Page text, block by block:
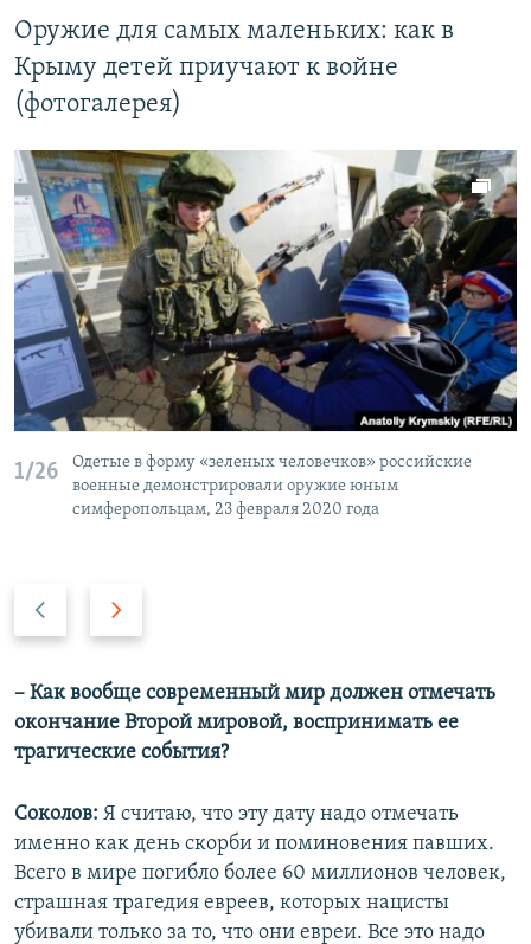
Оружие для самых маленьких: как в
Крыму детей приучают к войне
(фотогалерея)
1/26
Одетые в форму «зеленых человечков» российские
военные демонстрировали оружие юным
симферопольцам, 23 февраля 2020 года
д
ы
д
щ
и
й
с
л
д
у
ю
и
й
с
л
а
– Как вообще современный мир должен отмечать
окончание Второй мировой, воспринимать ее
трагические события?
Соколов: Я считаю, что эту дату надо отмечать
именно как день скорби и поминовения павших.
Всего в мире погибло более 60 миллионов человек,
страшная трагедия евреев, которых нацисты
убивали только за то, что они евреи. Все это надо